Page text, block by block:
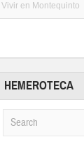
Vivir en Montequinto
HEMEROTECA